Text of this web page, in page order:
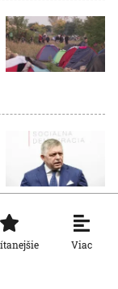
fatálne
Viac